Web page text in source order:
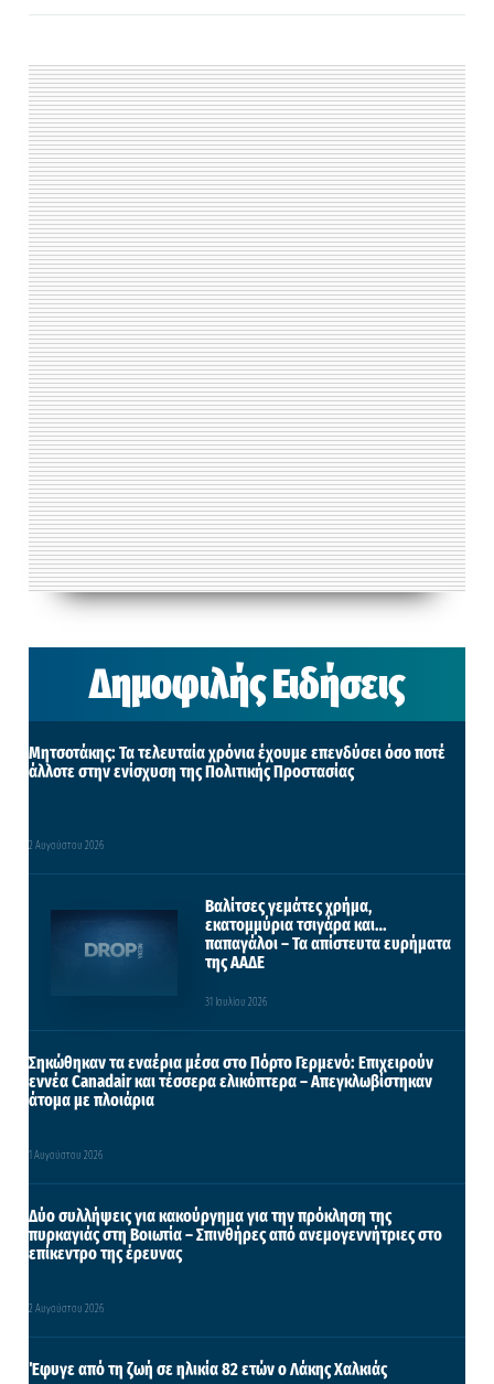
Δημοφιλής Ειδήσεις
Μητσοτάκης: Τα τελευταία χρόνια έχουμε επενδύσει όσο ποτέ
άλλοτε στην ενίσχυση της Πολιτικής Προστασίας
2 Αυγούστου 2026
Βαλίτσες γεμάτες χρήμα,
εκατομμύρια τσιγάρα και…
παπαγάλοι – Τα απίστευτα ευρήματα
της ΑΑΔΕ
31 Ιουλίου 2026
Σηκώθηκαν τα εναέρια μέσα στο Πόρτο Γερμενό: Επιχειρούν
εννέα Canadair και τέσσερα ελικόπτερα – Απεγκλωβίστηκαν
άτομα με πλοιάρια
1 Αυγούστου 2026
Δύο συλλήψεις για κακούργημα για την πρόκληση της
πυρκαγιάς στη Βοιωτία – Σπινθήρες από ανεμογεννήτριες στο
επίκεντρο της έρευνας
2 Αυγούστου 2026
Έφυγε από τη ζωή σε ηλικία 82 ετών ο Λάκης Χαλκιάς